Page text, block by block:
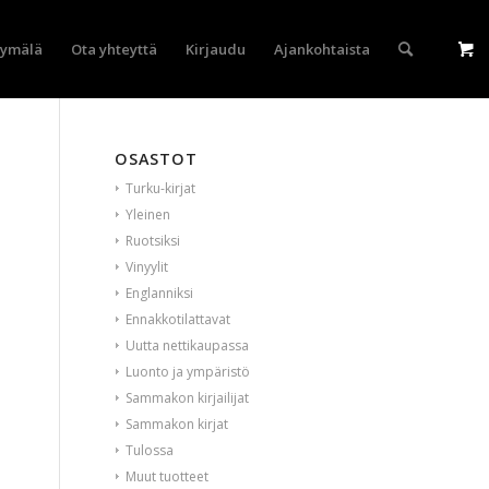
Ota yhteyttä Kirjaudu Ajankohtaista
OSASTOT
Turku-kirjat
Yleinen
Ruotsiksi
Vinyylit
Englanniksi
Ennakkotilattavat
Uutta nettikaupassa
Luonto ja ympäristö
Sammakon kirjailijat
Sammakon kirjat
Tulossa
Muut tuotteet